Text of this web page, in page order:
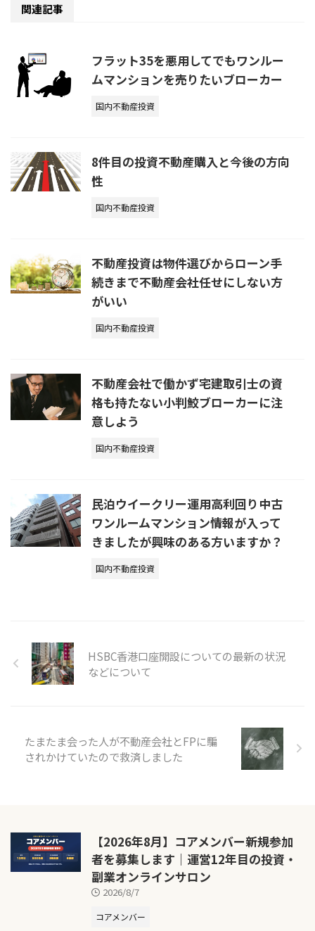
関連記事
フラット35を悪用してでもワンルー
ムマンションを売りたいブローカー
国内不動産投資
8件目の投資不動産購入と今後の方向
性
国内不動産投資
不動産投資は物件選びからローン手
続きまで不動産会社任せにしない方
がいい
国内不動産投資
不動産会社で働かず宅建取引士の資
格も持たない小判鮫ブローカーに注
意しよう
国内不動産投資
民泊ウイークリー運用高利回り中古
ワンルームマンション情報が入って
きましたが興味のある方いますか？
国内不動産投資
HSBC香港口座開設についての最新の状況
などについて
たまたま会った人が不動産会社とFPに騙
されかけていたので救済しました
【2026年8月】コアメンバー新規参加
者を募集します｜運営12年目の投資・
副業オンラインサロン
2026/8/7
コアメンバー